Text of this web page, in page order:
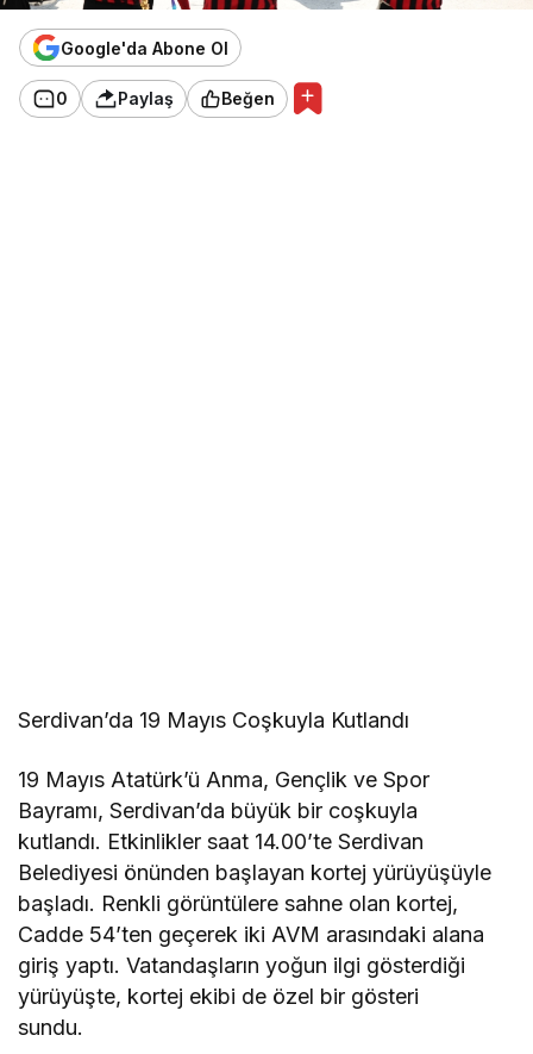
Google'da Abone Ol
0 Paylaş Beğen
Serdivan’da 19 Mayıs Coşkuyla Kutlandı
19 Mayıs Atatürk’ü Anma, Gençlik ve Spor
Bayramı, Serdivan’da büyük bir coşkuyla
kutlandı. Etkinlikler saat 14.00’te Serdivan
Belediyesi önünden başlayan kortej yürüyüşüyle
başladı. Renkli görüntülere sahne olan kortej,
Cadde 54’ten geçerek iki AVM arasındaki alana
giriş yaptı. Vatandaşların yoğun ilgi gösterdiği
yürüyüşte, kortej ekibi de özel bir gösteri
sundu.